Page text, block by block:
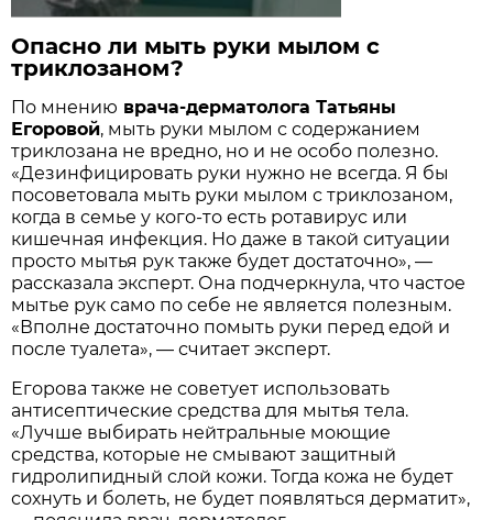
Опасно ли мыть руки мылом с
триклозаном?
По мнению врача-дерматолога Татьяны
Егоровой, мыть руки мылом с содержанием
триклозана не вредно, но и не особо полезно.
«Дезинфицировать руки нужно не всегда. Я бы
посоветовала мыть руки мылом с триклозаном,
когда в семье у кого-то есть ротавирус или
кишечная инфекция. Но даже в такой ситуации
просто мытья рук также будет достаточно», —
рассказала эксперт. Она подчеркнула, что частое
мытье рук само по себе не является полезным.
«Вполне достаточно помыть руки перед едой и
после туалета», — считает эксперт.
Егорова также не советует использовать
антисептические средства для мытья тела.
«Лучше выбирать нейтральные моющие
средства, которые не смывают защитный
гидролипидный слой кожи. Тогда кожа не будет
сохнуть и болеть, не будет появляться дерматит»,